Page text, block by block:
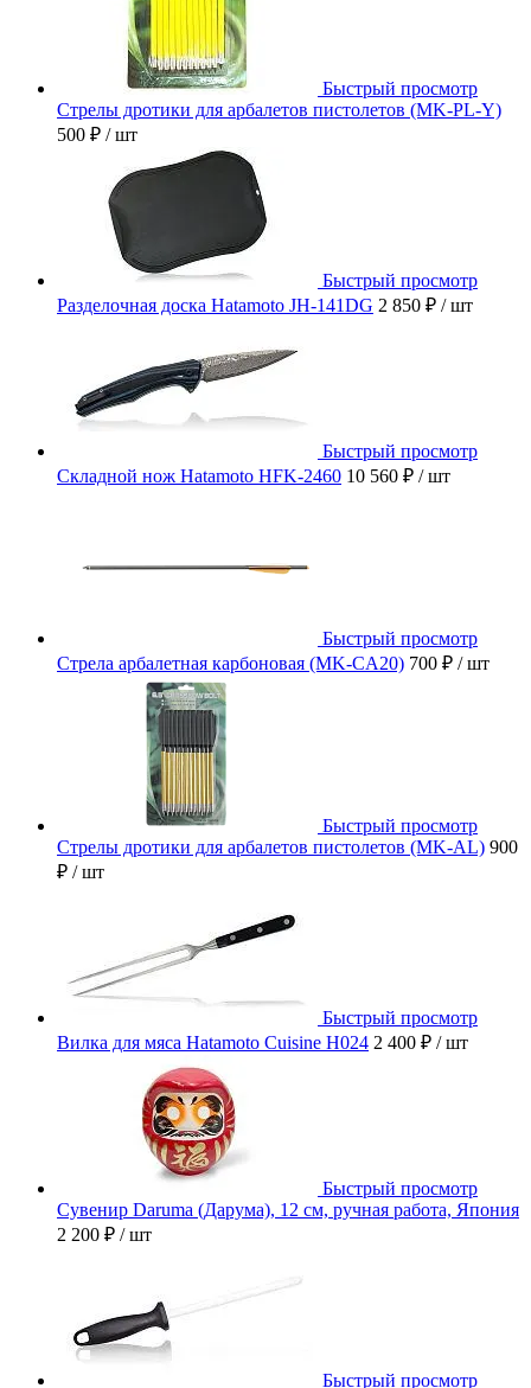
Быстрый просмотр
Стрелы дротики для арбалетов пистолетов (MK-PL-Y)
500 ₽ / шт
Быстрый просмотр
Разделочная доска Hatamoto JH-141DG 2 850 ₽ / шт
Быстрый просмотр
Складной нож Hatamoto HFK-2460 10 560 ₽ / шт
Быстрый просмотр
Стрела арбалетная карбоновая (MK-CA20) 700 ₽ / шт
Быстрый просмотр
Стрелы дротики для арбалетов пистолетов (MK-AL) 900
₽ / шт
Быстрый просмотр
Вилка для мяса Hatamoto Cuisine H024 2 400 ₽ / шт
Быстрый просмотр
Сувенир Daruma (Дарума), 12 см, ручная работа, Япония
2 200 ₽ / шт
Быстрый просмотр